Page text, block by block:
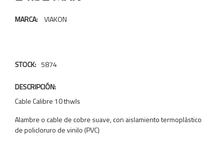
MARCA: VIAKON
STOCK: 5874
DESCRIPCIÓN:
Cable Calibre 10 thwls
Alambre o cable de cobre suave, con aislamiento termoplástico
de policloruro de vinilo (PVC)